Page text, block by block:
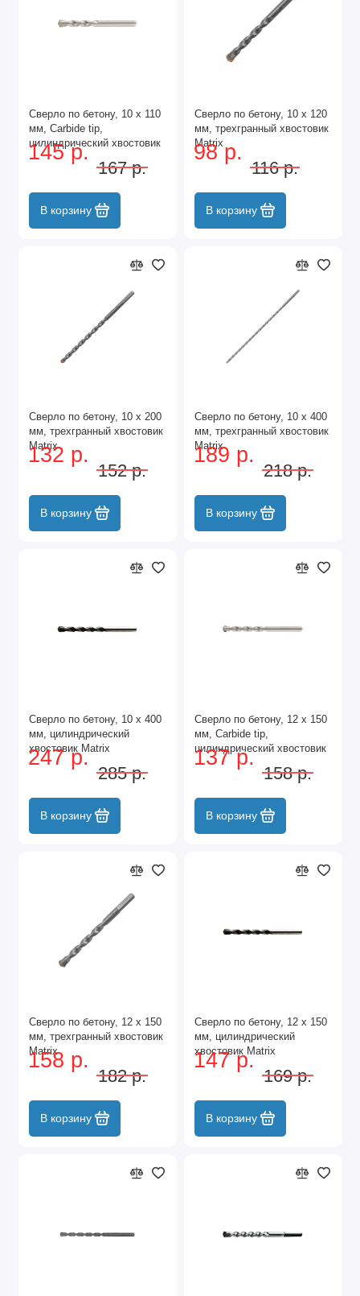
Сверло по бетону, 10 х 110
мм, Carbide tip,
цилиндрический хвостовик
Барс
145 р.
167 р.
В корзину
Сверло по бетону, 10 х 120
мм, трехгранный хвостовик
Matrix
98 р.
116 р.
В корзину
Сверло по бетону, 10 х 200
мм, трехгранный хвостовик
Matrix
132 р.
152 р.
В корзину
Сверло по бетону, 10 х 400
мм, трехгранный хвостовик
Matrix
189 р.
218 р.
В корзину
Сверло по бетону, 10 х 400
мм, цилиндрический
хвостовик Matrix
247 р.
285 р.
В корзину
Сверло по бетону, 12 х 150
мм, Carbide tip,
цилиндрический хвостовик
Барс
137 р.
158 р.
В корзину
Сверло по бетону, 12 х 150
мм, трехгранный хвостовик
Matrix
158 р.
182 р.
В корзину
Сверло по бетону, 12 х 150
мм, цилиндрический
хвостовик Matrix
147 р.
169 р.
В корзину